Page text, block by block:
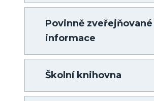
Povinně zveřejňované
informace
Školní knihovna